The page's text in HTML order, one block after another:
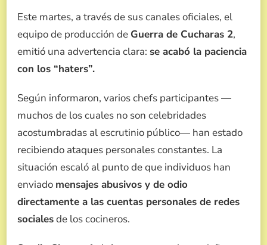
Este martes, a través de sus canales oficiales, el
equipo de producción de Guerra de Cucharas 2,
emitió una advertencia clara: se acabó la paciencia
con los “haters”.
Según informaron, varios chefs participantes —
muchos de los cuales no son celebridades
acostumbradas al escrutinio público— han estado
recibiendo ataques personales constantes. La
situación escaló al punto de que individuos han
enviado mensajes abusivos y de odio
directamente a las cuentas personales de redes
socialesde los cocineros.